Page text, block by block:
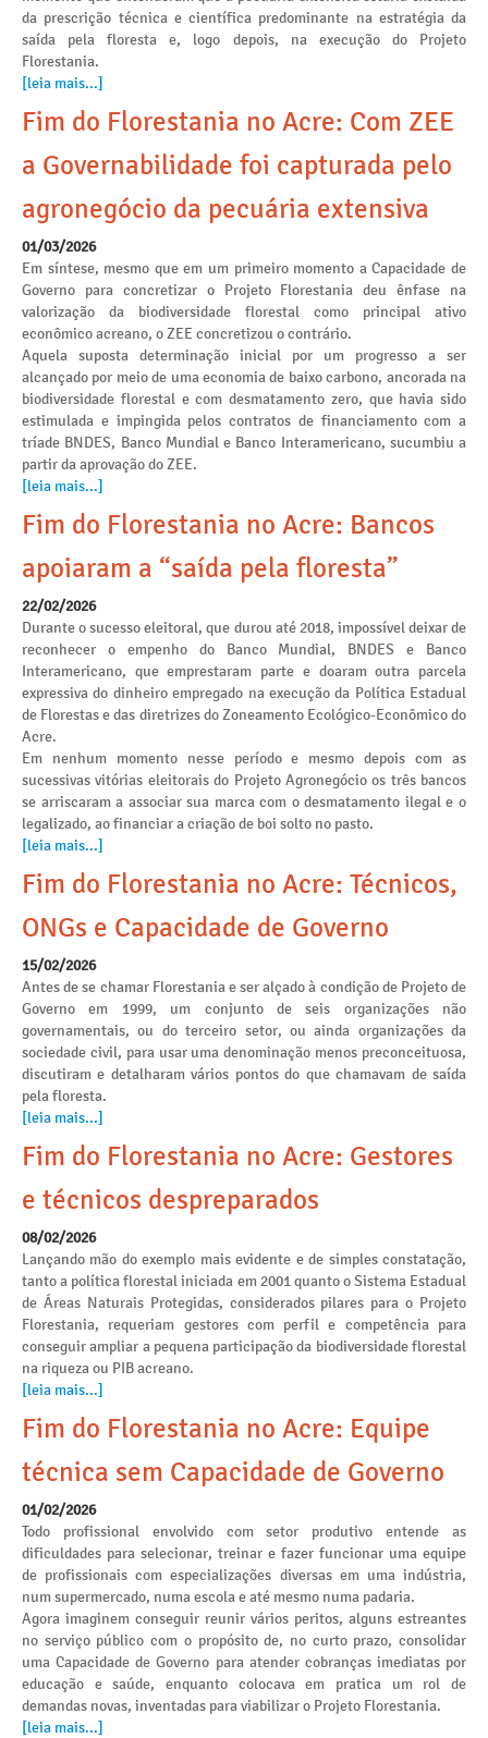
da prescrição técnica e científica predominante na estratégia da
saída pela floresta e, logo depois, na execução do Projeto
Florestania.
[leia mais...]
Fim do Florestania no Acre: Com ZEE
a Governabilidade foi capturada pelo
agronegócio da pecuária extensiva
01/03/2026
Em síntese, mesmo que em um primeiro momento a Capacidade de
Governo para concretizar o Projeto Florestania deu ênfase na
valorização da biodiversidade florestal como principal ativo
econômico acreano, o ZEE concretizou o contrário.
Aquela suposta determinação inicial por um progresso a ser
alcançado por meio de uma economia de baixo carbono, ancorada na
biodiversidade florestal e com desmatamento zero, que havia sido
estimulada e impingida pelos contratos de financiamento com a
tríade BNDES, Banco Mundial e Banco Interamericano, sucumbiu a
partir da aprovação do ZEE.
[leia mais...]
Fim do Florestania no Acre: Bancos
apoiaram a “saída pela floresta”
22/02/2026
Durante o sucesso eleitoral, que durou até 2018, impossível deixar de
reconhecer o empenho do Banco Mundial, BNDES e Banco
Interamericano, que emprestaram parte e doaram outra parcela
expressiva do dinheiro empregado na execução da Política Estadual
de Florestas e das diretrizes do Zoneamento Ecológico-Econômico do
Acre.
Em nenhum momento nesse período e mesmo depois com as
sucessivas vitórias eleitorais do Projeto Agronegócio os três bancos
se arriscaram a associar sua marca com o desmatamento ilegal e o
legalizado, ao financiar a criação de boi solto no pasto.
[leia mais...]
Fim do Florestania no Acre: Técnicos,
ONGs e Capacidade de Governo
15/02/2026
Antes de se chamar Florestania e ser alçado à condição de Projeto de
Governo em 1999, um conjunto de seis organizações não
governamentais, ou do terceiro setor, ou ainda organizações da
sociedade civil, para usar uma denominação menos preconceituosa,
discutiram e detalharam vários pontos do que chamavam de saída
pela floresta.
[leia mais...]
Fim do Florestania no Acre: Gestores
e técnicos despreparados
08/02/2026
Lançando mão do exemplo mais evidente e de simples constatação,
tanto a política florestal iniciada em 2001 quanto o Sistema Estadual
de Áreas Naturais Protegidas, considerados pilares para o Projeto
Florestania, requeriam gestores com perfil e competência para
conseguir ampliar a pequena participação da biodiversidade florestal
na riqueza ou PIB acreano.
[leia mais...]
Fim do Florestania no Acre: Equipe
técnica sem Capacidade de Governo
01/02/2026
Todo profissional envolvido com setor produtivo entende as
dificuldades para selecionar, treinar e fazer funcionar uma equipe
de profissionais com especializações diversas em uma indústria,
num supermercado, numa escola e até mesmo numa padaria.
Agora imaginem conseguir reunir vários peritos, alguns estreantes
no serviço público com o propósito de, no curto prazo, consolidar
uma Capacidade de Governo para atender cobranças imediatas por
educação e saúde, enquanto colocava em pratica um rol de
demandas novas, inventadas para viabilizar o Projeto Florestania.
[leia mais...]